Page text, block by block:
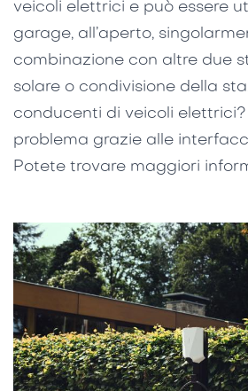
veicoli elettrici e può essere
garage, all’aperto,
combinazione con altre due
solare o condivisione della
conducenti di veicoli elettrici?
problema grazie alle
Potete trovare maggiori